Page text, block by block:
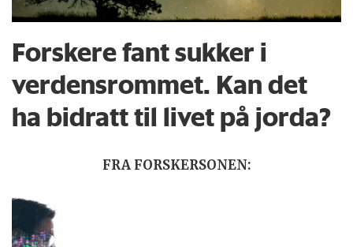
Forskere fant sukker i
verdensrommet. Kan det
ha bidratt til livet på jorda?
FRA FORSKERSONEN: